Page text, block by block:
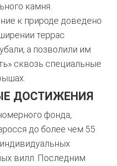
камня
к природе доведено
террас
а позволили им
сквозь специальные
ДОСТИЖЕНИЯ
фонда,
до более чем 55
вилл . Последним